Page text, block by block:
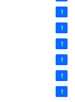
1
1
1
1
1
1